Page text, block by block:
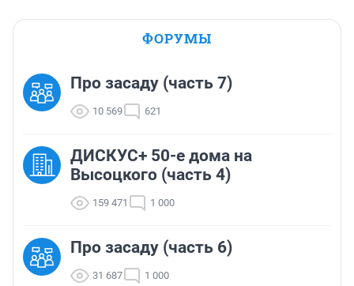
ФОРУМЫ
Про засаду (часть 7)
10 569 621
ДИСКУС+ 50-е дома на
Высоцкого (часть 4)
159 471 1 000
Про засаду (часть 6)
31 687 1 000